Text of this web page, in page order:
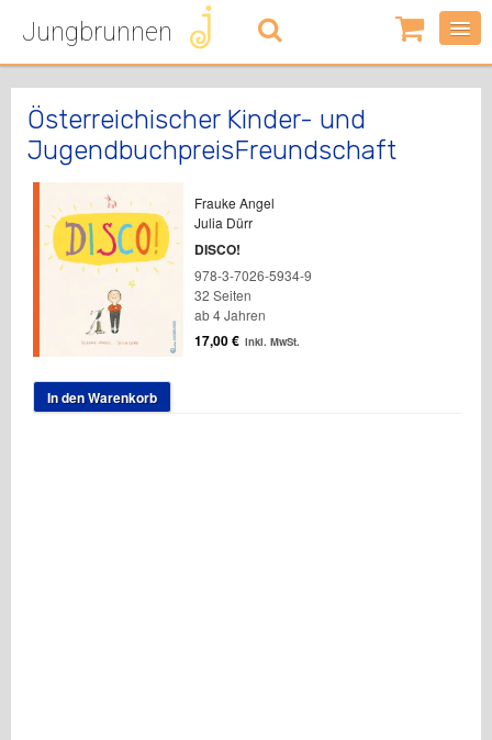
Jungbrunnen
0
Artikel
-
Österreichischer Kinder- und
JugendbuchpreisFreundschaft
Frauke Angel
Julia Dürr
DISCO!
978-3-7026-5934-9
32 Seiten
ab 4 Jahren
17,00€ inkl. MwSt.
In den Warenkorb